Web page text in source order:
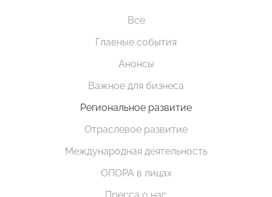
Все
Главные события
Анонсы
Важное для бизнеса
Региональное развитие
Отраслевое развитие
Международная деятельность
ОПОРА в лицах